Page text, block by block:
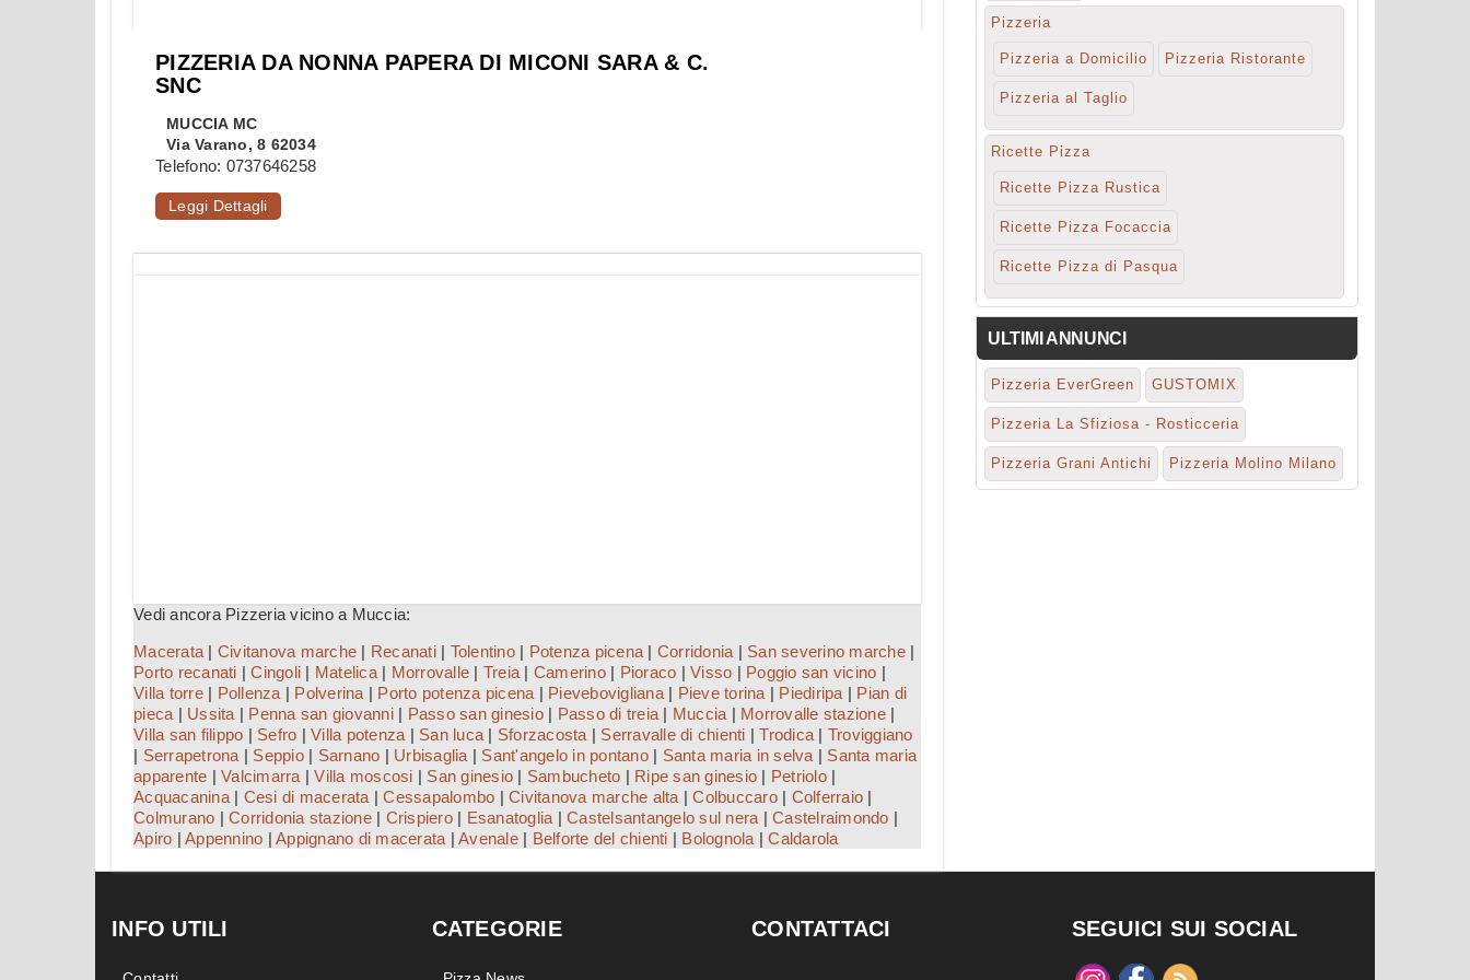
PIZZERIA DA NONNA PAPERA DI MICONI SARA & C.
SNC
MUCCIA MC
Via Varano, 8 62034
Telefono: 0737646258
Leggi Dettagli
Vedi ancora Pizzeria vicino a Muccia:
Macerata | Civitanova marche | Recanati| Tolentino| Potenza picena | Corridonia | San severino marche|
Porto recanati |Cingoli | Matelica| Morrovalle | Treia | Camerino| Pioraco | Visso | Poggio san vicino |
Villa torre| Pollenza | Polverina | Porto potenza picena | Pievebovigliana| Pieve torina | Piediripa | Pian di
pieca | Ussita | Penna san giovanni| Passo san ginesio| Passo di treia | Muccia | Morrovalle stazione|
Villa san filippo | Sefro | Villa potenza | San luca | Sforzacosta | Serravalle di chienti |Trodica | Troviggiano
| Serrapetrona | Seppio| Sarnano | Urbisaglia | Sant'angelo in pontano| Santa maria in selva | Santa maria
apparente | Valcimarra |Villa moscosi | San ginesio | Sambucheto | Ripe san ginesio | Petriolo|
Acquacanina| Cesi di macerata |Cessapalombo | Civitanova marche alta |Colbuccaro| Colferraio |
Colmurano | Corridonia stazione| Crispiero| Esanatoglia | Castelsantangelo sul nera | Castelraimondo |
Apiro | Appennino | Appignano di macerata | Avenale| Belforte del chienti | Bolognola |Caldarola
Pizzeria
Pizzeria a Domicilio Pizzeria Ristorante
Pizzeria al Taglio
Ricette Pizza
Ricette Pizza Rustica
Ricette Pizza Focaccia
Ricette Pizza di Pasqua
ULTIMI ANNUNCI
Pizzeria EverGreen GUSTOMIX
Pizzeria La Sfiziosa - Rosticceria
Pizzeria Grani Antichi Pizzeria Molino Milano
INFO UTILI CATEGORIE CONTATTACI SEGUICI SUI SOCIAL